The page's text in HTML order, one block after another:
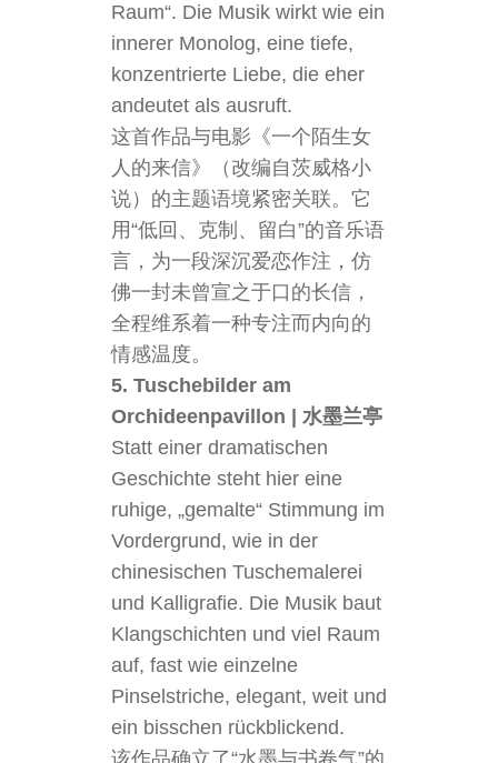
Raum“. Die Musik wirkt wie ein
innerer Monolog, eine tiefe,
konzentrierte Liebe, die eher
andeutet als ausruft.
这首作品与电影《一个陌生女
人的来信》（改编自茨威格小
说）的主题语境紧密关联。它
用“低回、克制、留白”的音乐语
言，为一段深沉爱恋作注，仿
佛一封未曾宣之于口的长信，
全程维系着一种专注而内向的
情感温度。
5. Tuschebilder am
Orchideenpavillon | 水墨兰亭
Statt einer dramatischen
Geschichte steht hier eine
ruhige, „gemalte“ Stimmung im
Vordergrund, wie in der
chinesischen Tuschemalerei
und Kalligrafie. Die Musik baut
Klangschichten und viel Raum
auf, fast wie einzelne
Pinselstriche, elegant, weit und
ein bisschen rückblickend.